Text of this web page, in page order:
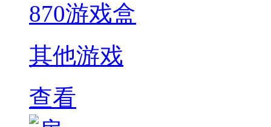
870游戏盒
其他游戏
查看